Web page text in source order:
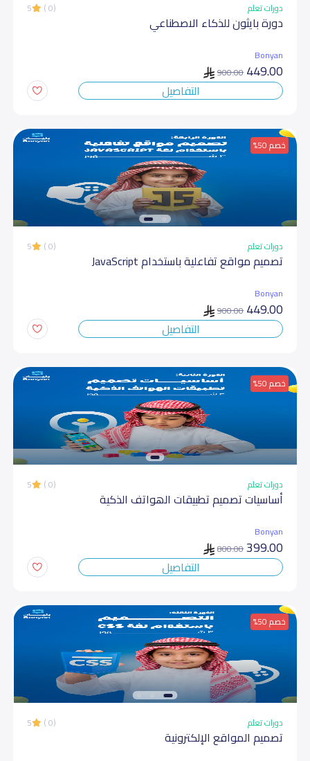
دورات تعلم 5
دورة بایثون للذكاء الاصطناعي
Bonyan
449.00
900.00
التفاصيل
خصم 50%
دورات تعلم 5
تصمیم مواقع تفاعلیة باستخدام JavaScript
Bonyan
449.00
900.00
التفاصيل
خصم 50%
دورات تعلم 5
أساسیات تصمیم تطبیقات الھواتف الذكیة
Bonyan
399.00
800.00
التفاصيل
خصم 50%
دورات تعلم 5
تصمیم المواقع الإلكترونیة